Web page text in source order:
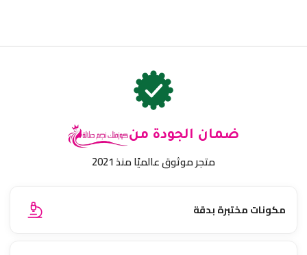
ضمان الجودة من
متجر موثوق عالميًا منذ 2021
مكونات مختبرة بدقة